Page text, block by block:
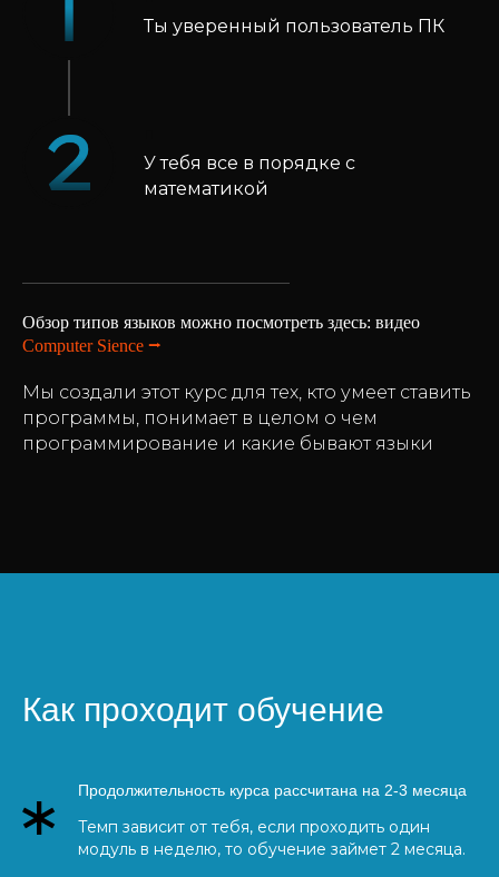
Ты уверенный пользователь ПК
У тебя все в порядке с
математикой
Обзор типов языков можно посмотреть здесь: видео
Computer Sience ⭢
Мы создали этот курс для тех, кто умеет ставить
программы, понимает в целом о чем
программирование и какие бывают языки
Как проходит обучение
Продолжительность курса рассчитана на 2-3 месяца
Темп зависит от тебя, если проходить один
модуль в неделю, то обучение займет 2 месяца.